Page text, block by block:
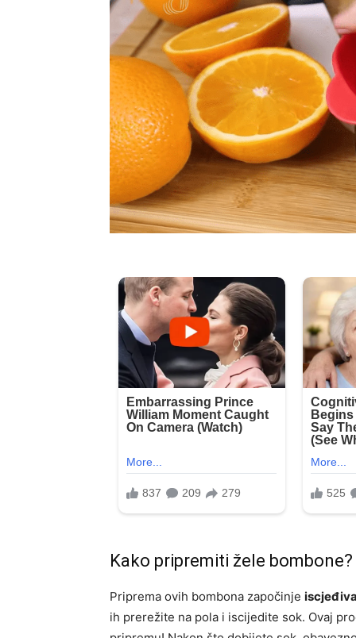
Kako pripremiti žele bombone?
Priprema ovih bombona započinje
ih prerežite na pola i iscijedite sok. Ovaj